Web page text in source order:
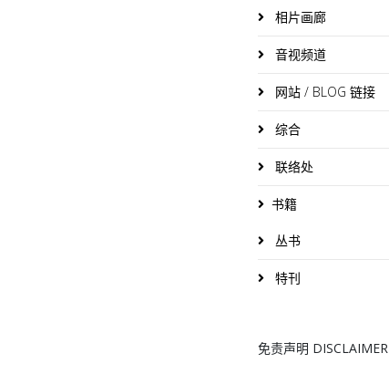
相片画廊
音视频道
网站 / BLOG 链接
综合
联络处
书籍
丛书
特刊
免责声明 DISCLAIMER